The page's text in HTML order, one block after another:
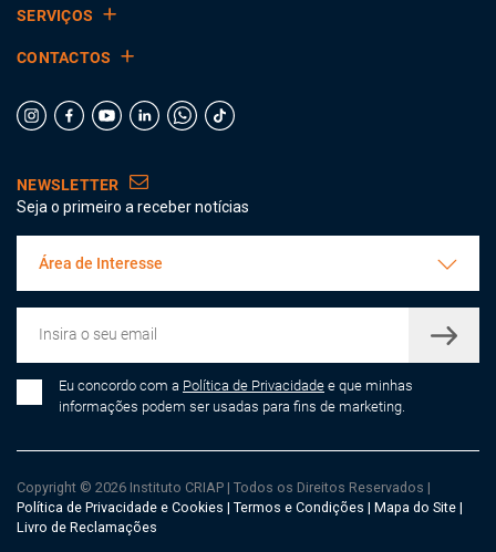
SERVIÇOS
CONTACTOS
NEWSLETTER
Seja o primeiro a receber notícias
Área de Interesse
Eu concordo com a Política de Privacidade e que minhas
informações podem ser usadas para fins de marketing.
Copyright © 2026 Instituto CRIAP | Todos os Direitos Reservados |
Política de Privacidade e Cookies | Termos e Condições | Mapa do Site |
Livro de Reclamações